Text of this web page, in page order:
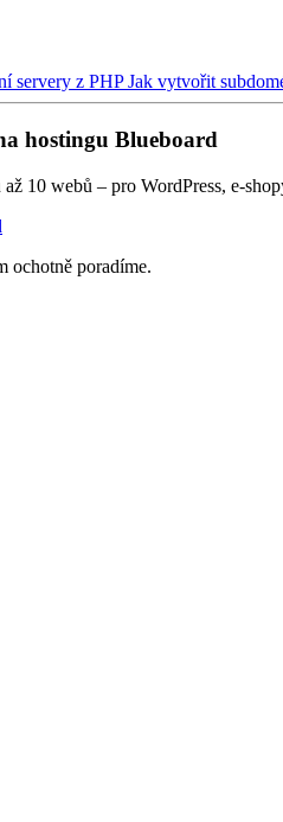
servery z PHPJak vytvořit
hostingu Blueboard
10 webů – pro WordPress, e-
ochotně poradíme.